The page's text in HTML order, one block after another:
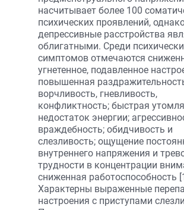
насчитывает более 100
психических проявлений,
депрессивные расстройства
облигатными. Среди
симптомов отмечаются
угнетенное, подавленное
повышенная
ворчливость, гневливость,
конфликтность; быстрая
недостаток энергии;
враждебность; обидчивость и
слезливость; ощущение
внутреннего напряжения и
трудности в концентрации
сниженная работоспособность
Характерны выраженные
настроения с приступами